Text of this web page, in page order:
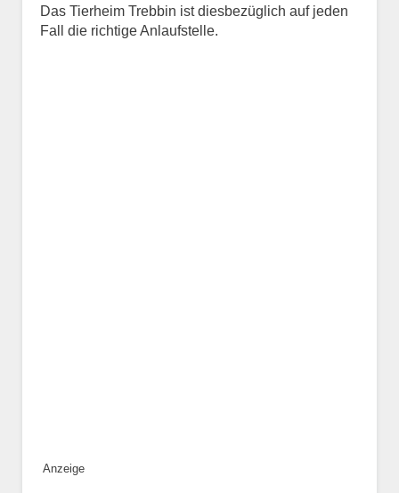
Das Tierheim Trebbin ist diesbezüglich auf jeden
Fall die richtige Anlaufstelle.
Anzeige